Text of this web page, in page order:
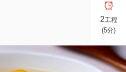
2工程
(5分)